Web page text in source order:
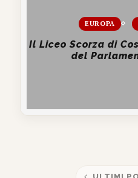
EUROPA
Il Liceo Scorza di
del